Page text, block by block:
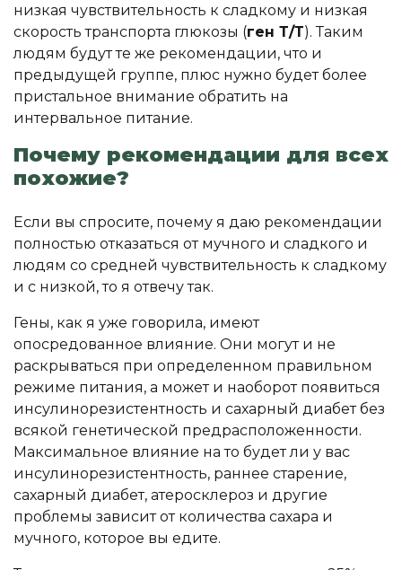
низкая чувствительность к сладкому и низкая
скорость транспорта глюкозы (ген Т/Т). Таким
людям будут те же рекомендации, что и
предыдущей группе, плюс нужно будет более
пристальное внимание обратить на
интервальное питание.
Почему рекомендации для всех
похожие?
Если вы спросите, почему я даю рекомендации
полностью отказаться от мучного и сладкого и
людям со средней чувствительность к сладкому
и с низкой, то я отвечу так.
Гены, как я уже говорила, имеют
опосредованное влияние. Они могут и не
раскрываться при определенном правильном
режиме питания, а может и наоборот появиться
инсулинорезистентность и сахарный диабет без
всякой генетической предрасположенности.
Максимальное влияние на то будет ли у вас
инсулинорезистентность, раннее старение,
сахарный диабет, атеросклероз и другие
проблемы зависит от количества сахара и
мучного, которое вы едите.